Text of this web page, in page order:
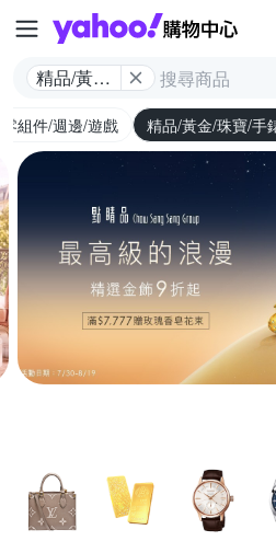
精品/黃金/
組件/週邊/遊戲 精品/黃金/珠寶/手